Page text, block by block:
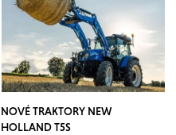
NOVÉ TRAKTORY NEW
HOLLAND T5S